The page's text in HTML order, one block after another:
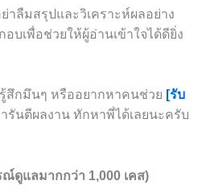
าลืมสรุปและวิเคราะห์ผลอย่าง
อบเพื่อช่วยให้ผู้อ่านเข้าใจได้ดียิ่ง
สึกมึนๆ หรืออยากหาคนช่วย [รับ
รันตีผลงาน ทักหาพี่ได้เลยนะครับ
ดูแลมากกว่า 1,000 เคส)